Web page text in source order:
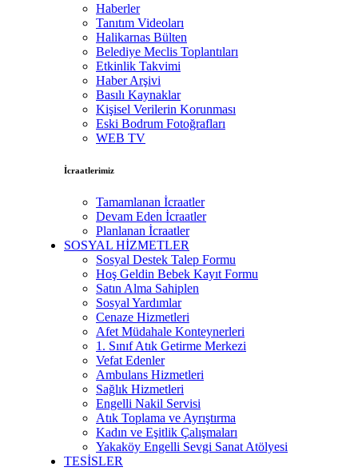
Haberler
Tanıtım Videoları
Halikarnas Bülten
Belediye Meclis Toplantıları
Etkinlik Takvimi
Haber Arşivi
Basılı Kaynaklar
Kişisel Verilerin Korunması
Eski Bodrum Fotoğrafları
WEB TV
İcraatlerimiz
Tamamlanan İcraatler
Devam Eden İcraatler
Planlanan İcraatler
SOSYAL HİZMETLER
Sosyal Destek Talep Formu
Hoş Geldin Bebek Kayıt Formu
Satın Alma Sahiplen
Sosyal Yardımlar
Cenaze Hizmetleri
Afet Müdahale Konteynerleri
1. Sınıf Atık Getirme Merkezi
Vefat Edenler
Ambulans Hizmetleri
Sağlık Hizmetleri
Engelli Nakil Servisi
Atık Toplama ve Ayrıştırma
Kadın ve Eşitlik Çalışmaları
Yakaköy Engelli Sevgi Sanat Atölyesi
TESİSLER